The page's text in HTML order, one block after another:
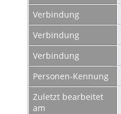
Verbindung
Verbindung
Verbindung
Personen-Kennung
Zuletzt bearbeitet
am